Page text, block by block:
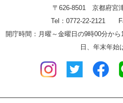
〒626-8501 京都府宮
Tel：0772-22-2121
開庁時間：月曜～金曜日の9時00分か
日、年末年始